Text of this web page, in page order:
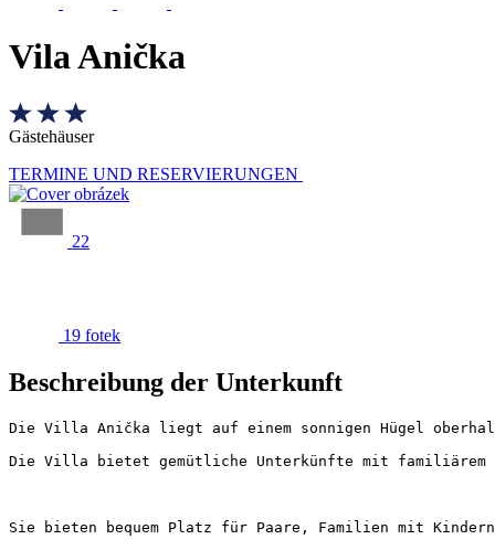
Vila Anička
Gästehäuser
TERMINE UND RESERVIERUNGEN
22
19 fotek
Beschreibung der Unterkunft
Die Villa Anička liegt auf einem sonnigen Hügel
Die Villa bietet gemütliche Unterkünfte mit
Sie bieten bequem Platz für Paare, Familien mit